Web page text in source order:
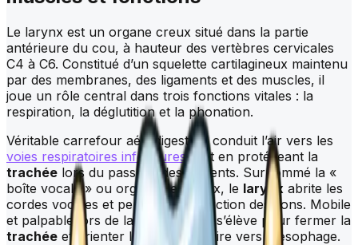
Le larynx est un organe creux situé dans la partie
antérieure du cou, à hauteur des vertèbres cervicales
C4 à C6. Constitué d’un squelette cartilagineux maintenu
par des membranes, des ligaments et des muscles, il
joue un rôle central dans trois fonctions vitales : la
respiration, la déglutition et la phonation.
Véritable carrefour aérodigestif, il conduit l’air vers les
voies respiratoires inférieurestout en protégeant la
trachée lors du passage des aliments. Surnommé la «
boîte vocale » ou organe de la voix, le larynx abrite les
cordes vocales et permet la production des sons. Mobile
et palpable lors de la déglutition, il s’élève pour fermer la
trachée et orienter le bol alimentaire vers l’œsophage.